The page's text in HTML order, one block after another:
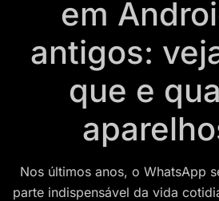
em
antigos:
que e
Nos últimos anos, o WhatsApp
parte indispensável da vida